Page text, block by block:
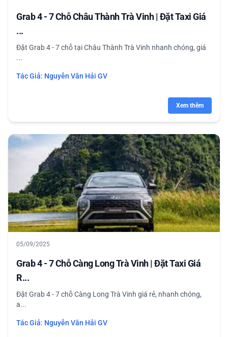
Grab 4 - 7 Chỗ Châu Thành Trà Vinh | Đặt Taxi Giá
...
Đặt Grab 4 - 7 chỗ tại Châu Thành Trà Vinh nhanh chóng, giá
...
Tác Giả: Nguyễn Văn Hải GV
Xem thêm
05/09/2025
Grab 4 - 7 Chỗ Càng Long Trà Vinh | Đặt Taxi Giá
R...
Đặt Grab 4 - 7 chỗ Càng Long Trà Vinh giá rẻ, nhanh chóng,
a...
Tác Giả: Nguyễn Văn Hải GV